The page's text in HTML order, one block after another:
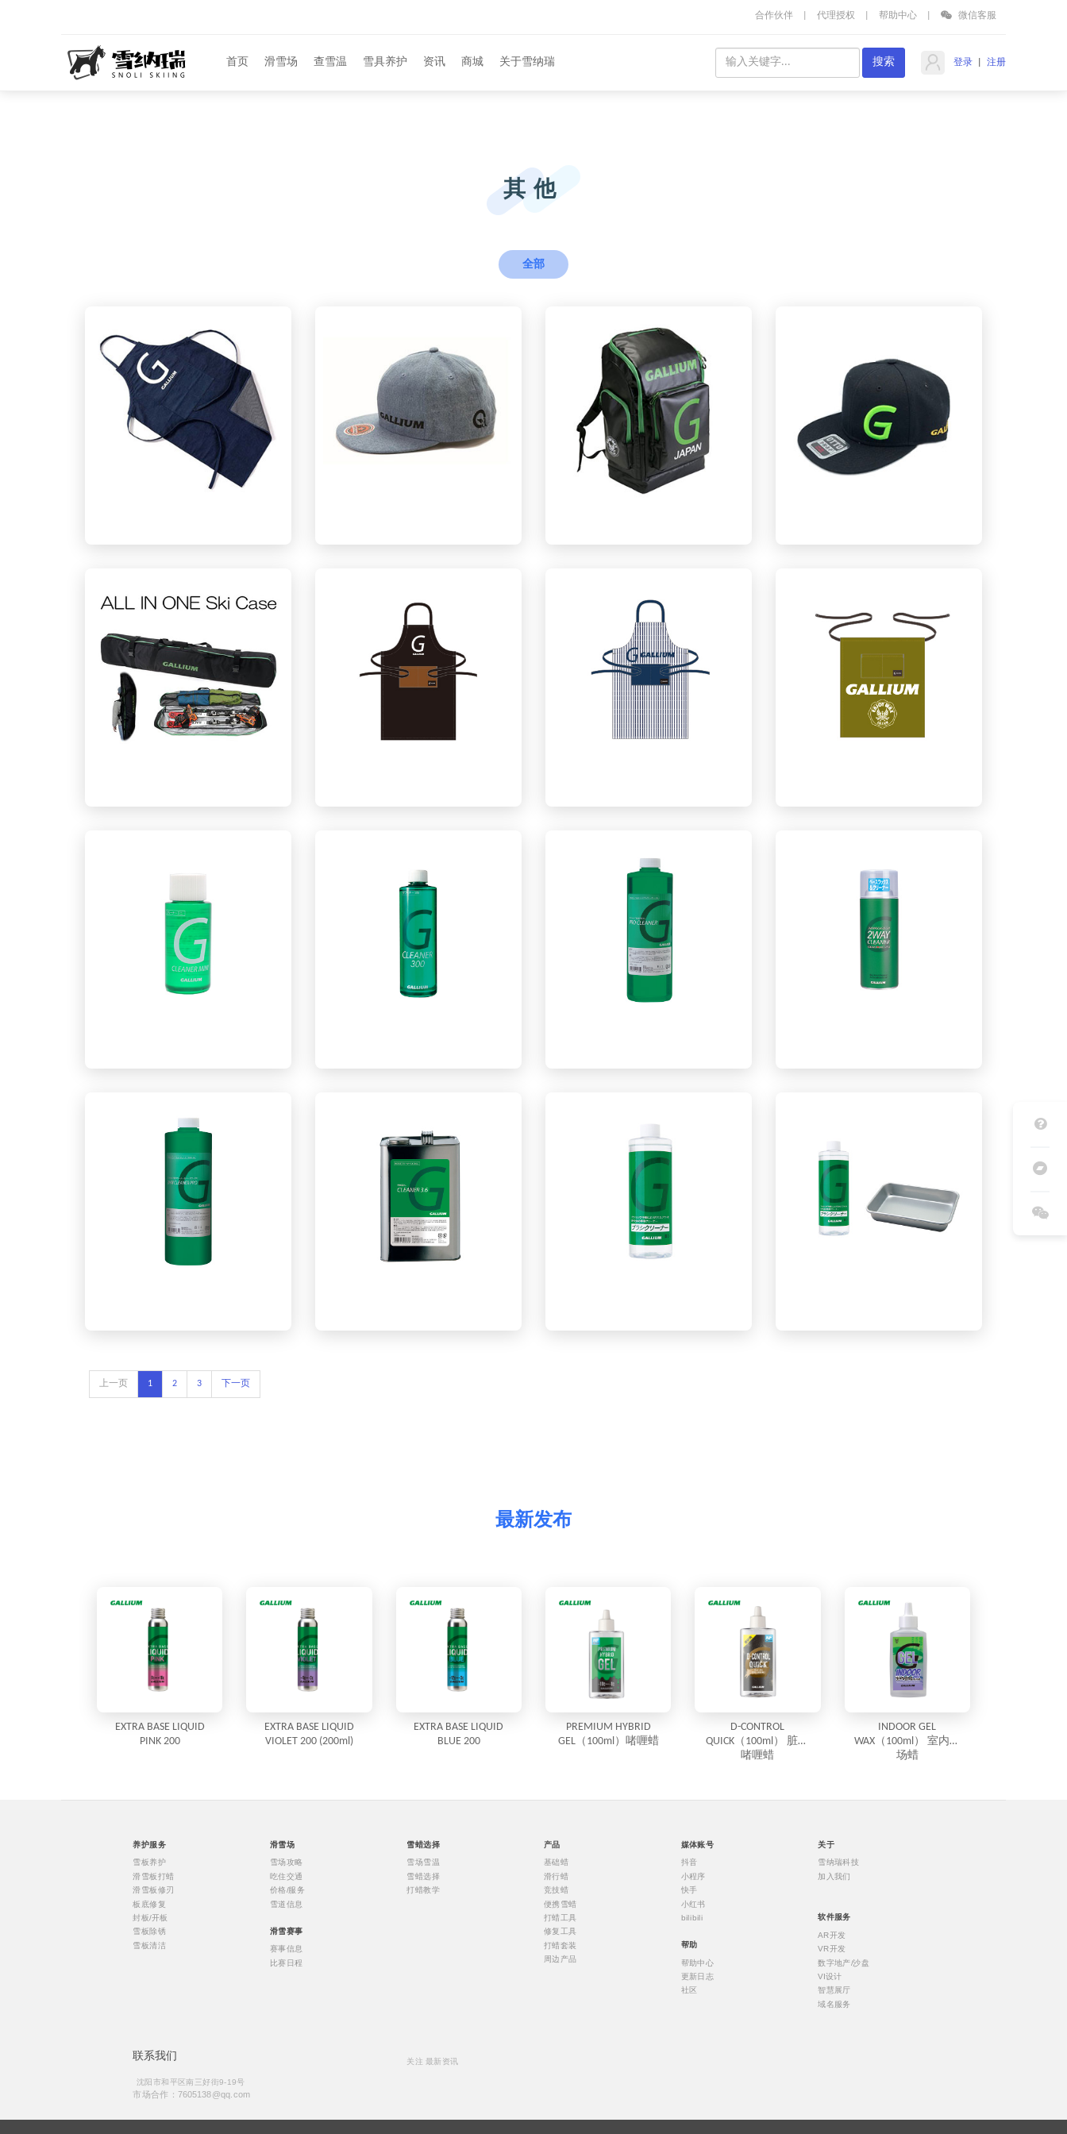
合作伙伴 代理授权 帮助中心 微信客服
首页 滑雪场 查雪温 雪具养护 资讯 商城 关于雪纳瑞 登录 注册
其他
全部
上一页 1 2 3 下一页
最新发布
EXTRA BASE LIQUID
PINK 200
EXTRA BASE LIQUID
VIOLET 200 (200ml)
EXTRA BASE LIQUID
BLUE 200
PREMIUM HYBRID
GEL（100ml）啫喱蜡
D-CONTROL
QUICK（100ml） 脏雪
啫喱蜡
INDOOR GEL
WAX（100ml） 室内雪
场蜡
养护服务
雪板养护
滑雪板打蜡
滑雪板修刃
板底修复
封板/开板
雪板除锈
雪板清洁
滑雪场
雪场攻略
吃住交通
价格/服务
雪道信息
滑雪赛事
赛事信息
比赛日程
雪蜡选择
雪场雪温
雪蜡选择
打蜡教学
产品
基础蜡
滑行蜡
竞技蜡
便携雪蜡
打蜡工具
修复工具
打蜡套装
周边产品
媒体账号
抖音
小程序
快手
小红书
bilibili
帮助
帮助中心
更新日志
社区
关于
雪纳瑞科技
加入我们
软件服务
AR开发
VR开发
数字地产/沙盘
VI设计
智慧展厅
域名服务
联系我们
沈阳市和平区南三好街9-19号
市场合作：7605138@qq.com
关注 最新资讯